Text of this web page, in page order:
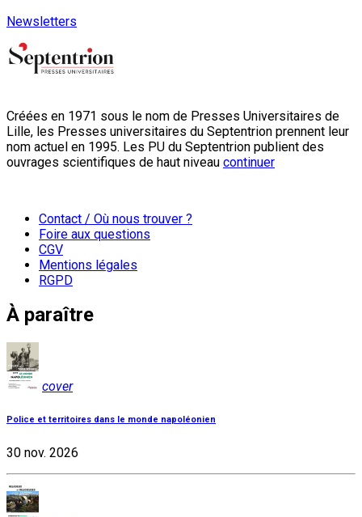
Newsletters
Créées en 1971 sous le nom de Presses Universitaires de
Lille, les Presses universitaires du Septentrion prennent leur
nom actuel en 1995. Les PU du Septentrion publient des
ouvrages scientifiques de haut niveau continuer
Contact / Où nous trouver ?
Foire aux questions
CGV
Mentions légales
RGPD
À paraître
cover
Police et territoires dans le monde napoléonien
30 nov. 2026